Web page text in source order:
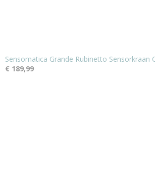
Sensomatica Grande Rubinetto Sensorkraan
€ 189,99